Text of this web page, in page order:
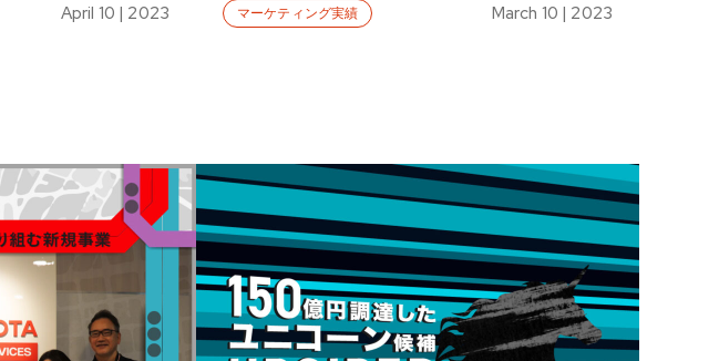
April 10 | 2023 マーケティング実績 March 10 | 2023